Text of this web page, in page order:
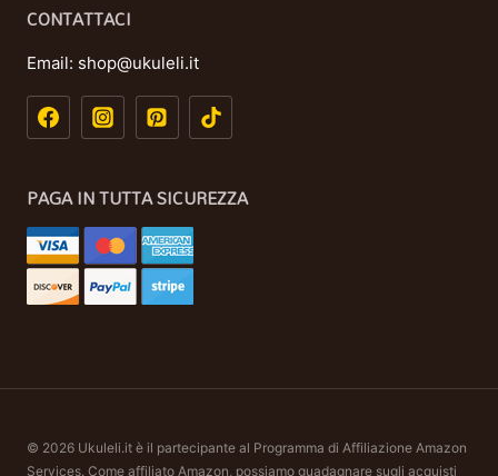
CONTATTACI
Email: shop@ukuleli.it
PAGA IN TUTTA SICUREZZA
© 2026 Ukuleli.it è il partecipante al Programma di Affiliazione Amazon
Services. Come affiliato Amazon, possiamo guadagnare sugli acquisti